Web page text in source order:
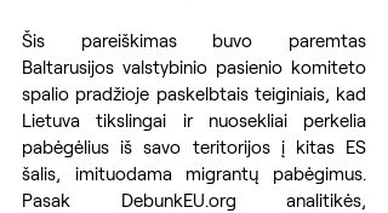
Šis pareiškimas buvo paremtas
Baltarusijos valstybinio pasienio komiteto
spalio pradžioje paskelbtais teiginiais, kad
Lietuva tikslingai ir nuosekliai perkelia
pabėgėlius iš savo teritorijos į kitas ES
šalis, imituodama migrantų pabėgimus.
Pasak DebunkEU.org analitikės,